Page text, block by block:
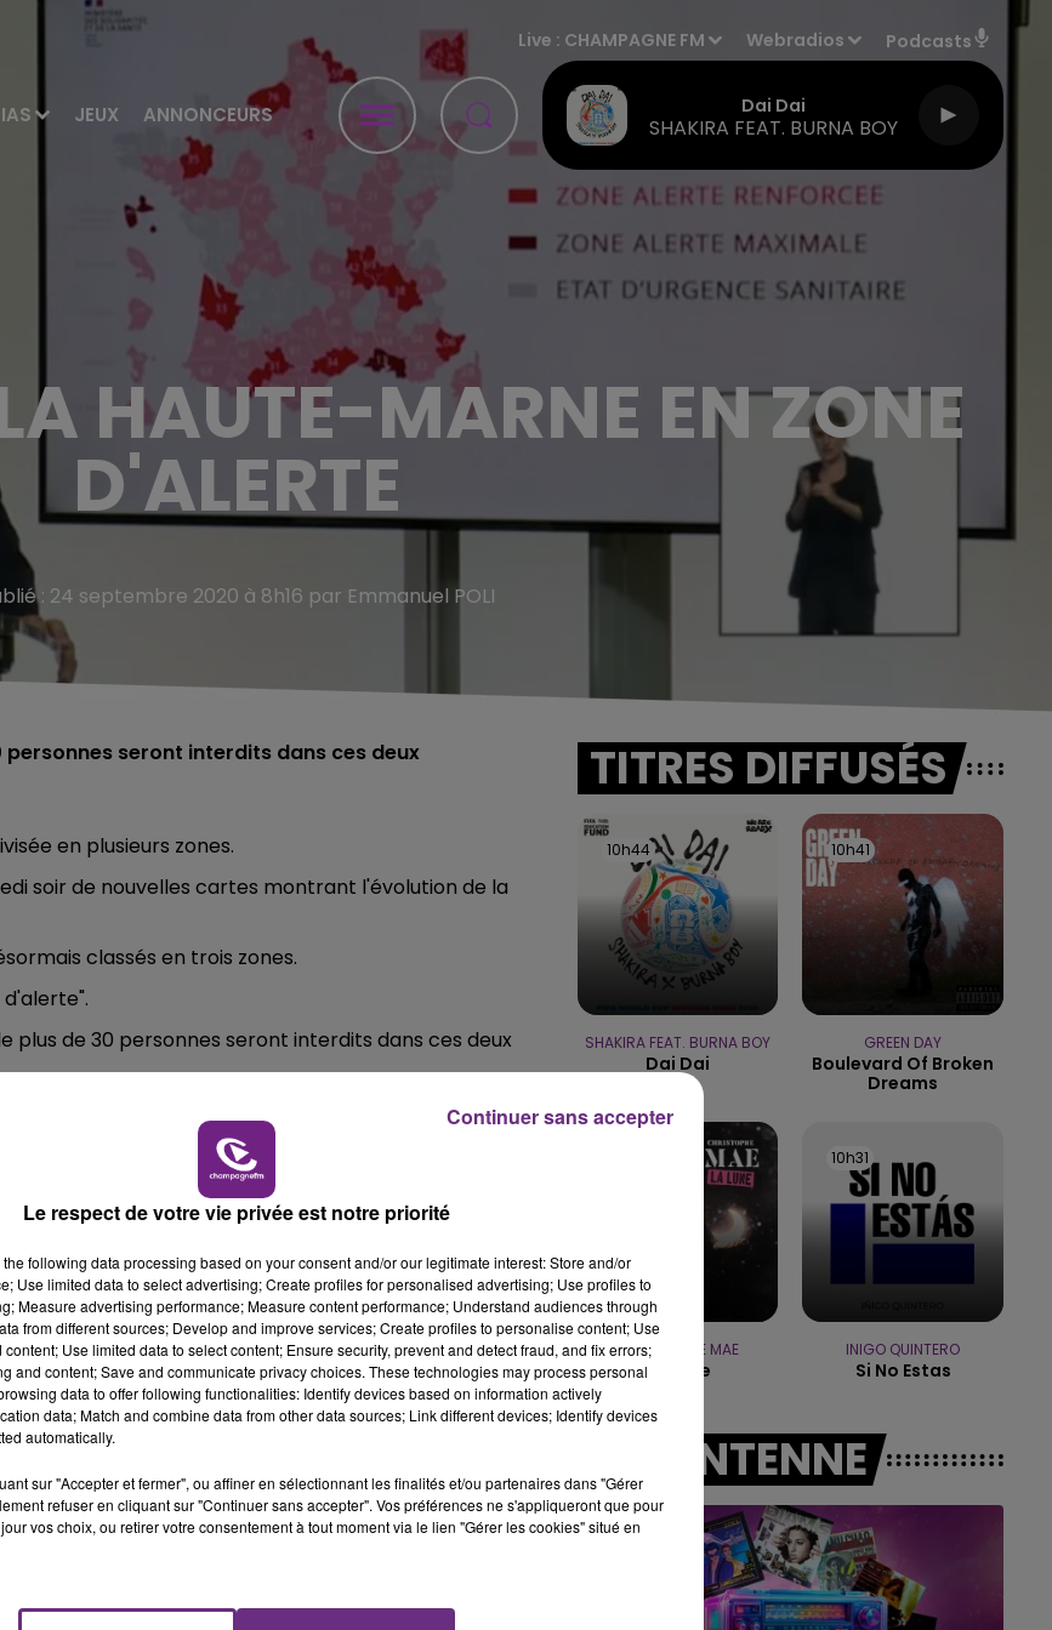
JEUX ANNONCEURS
Live : CHAMPAGNE FM Webradios Podcasts
Dai Dai
SHAKIRA FEAT. BURNA BOY
14h00 - 15h00
LA RADIO POP
15h00 - 19h00
LE CLUB CHAMPAGNE FM
HAUTE-MARNE EN ZONE
D'ALERTE
: 24 septembre 2020 à 8h16 par Emmanuel POLI
seront interdits dans ces deux
en plusieurs zones.
soir de nouvelles cartes montrant l'évolution de la
classés en trois zones.
plus de 30 personnes seront interdits dans ces deux
les anniversaires, les communions... devront
Les salles polyvalentes, les salles des fêtes et
cette jauge", a précisé Olivier Véran.
complémentaires.
Une automobiliste s'est retrouvée piégée dans
TITRES DIFFUSÉS
10h44
10h44
SHAKIRA FEAT. BURNA BOY
Dai Dai
10h41
10h41
GREEN DAY
Boulevard Of Broken
Dreams
CHRISTOPHE MAE
La Lune
10h31
10h31
INIGO QUINTERO
Si No Estas
A L'ANTENNE
Le respect de votre vie privée est notre priorité
the following data processing based on your consent and/or our legitimate interest: Store and/or
Use limited data to select advertising; Create profiles for personalised advertising; Use profiles to
Measure advertising performance; Measure content performance; Understand audiences through
from different sources; Develop and improve services; Create profiles to personalise content; Use
Use limited data to select content; Ensure security, prevent and detect fraud, and fix errors;
and content; Save and communicate privacy choices. These technologies may process personal
data to offer following functionalities: Identify devices based on information actively
data; Match and combine data from other data sources; Link different devices; Identify devices
automatically.
sur "Accepter et fermer", ou affiner en sélectionnant les finalités et/ou partenaires dans "Gérer
refuser en cliquant sur "Continuer sans accepter". Vos préférences ne s'appliqueront que pour
vos choix, ou retirer votre consentement à tout moment via le lien "Gérer les cookies" situé en
Continuer sans accepter